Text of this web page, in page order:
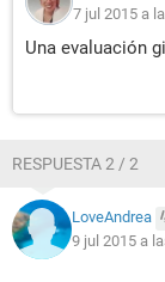
7 jul 2015 a
Una evaluación
RESPUESTA 2 / 2
LoveAndrea
9 jul 2015 a